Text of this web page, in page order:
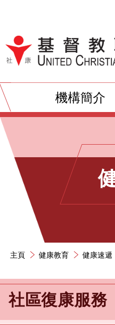
跳到內容（按輸入
機構簡介
主頁 健康教育 健康速遞
社區復康服務